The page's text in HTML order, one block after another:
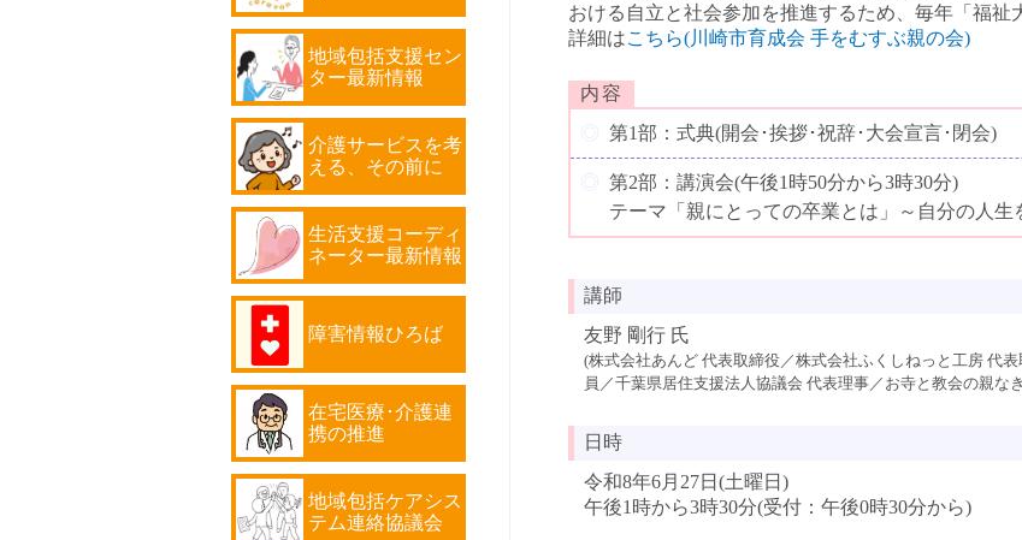
地域包括支援セン
ター最新情報
介護サービスを考
える、その前に
生活支援コーディ
ネーター最新情報
障害情報ひろば
在宅医療･介護連
携の推進
地域包括ケアシス
テム連絡協議会
おける自立と社会参加を推進するため、毎年「福祉
詳細はこちら(川崎市育成会 手をむすぶ親の会)
内容
第1部：式典(開会･挨拶･祝辞･大会宣言･閉会)
第2部：講演会(午後1時50分から3時30分)
テーマ「親にとっての卒業とは」～自分の人生
講師
友野 剛行 氏
(株式会社あんど 代表取締役／株式会社ふくしねっと工房 代
員／千葉県居住支援法人協議会 代表理事／お寺と教会の親な
日時
令和8年6月27日(土曜日)
午後1時から3時30分(受付：午後0時30分から)